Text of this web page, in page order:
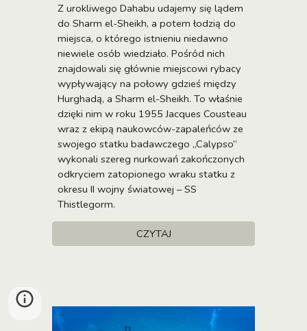
Z urokliwego Dahabu udajemy się lądem
do Sharm el-Sheikh, a potem łodzią do
miejsca, o którego istnieniu niedawno
niewiele osób wiedziało. Pośród nich
znajdowali się głównie miejscowi rybacy
wypływający na połowy gdzieś między
Hurghadą, a Sharm el-Sheikh. To właśnie
dzięki nim w roku 1955 Jacques Cousteau
wraz z ekipą naukowców-zapaleńców ze
swojego statku badawczego „Calypso”
wykonali szereg nurkowań zakończonych
odkryciem zatopionego wraku statku z
okresu II wojny światowej – SS
Thistlegorm.
CZYTAJ